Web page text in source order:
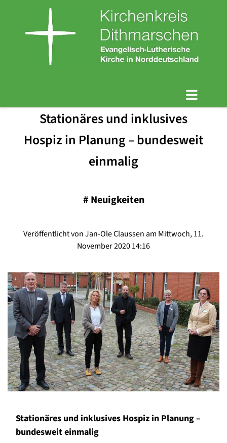
Stationäres und inklusives
Hospiz in Planung – bundesweit
einmalig
# Neuigkeiten
Veröffentlicht von Jan-Ole Claussen am Mittwoch, 11.
November 2020 14:16
Stationäres und inklusives Hospiz in Planung –
bundesweit einmalig